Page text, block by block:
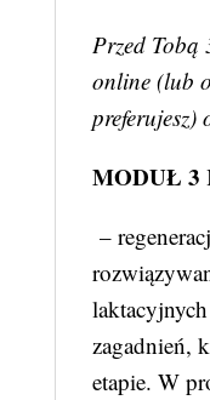
Przed Tobą
online (lub
MODUŁ 3
–
zagadnień,
etapie. W